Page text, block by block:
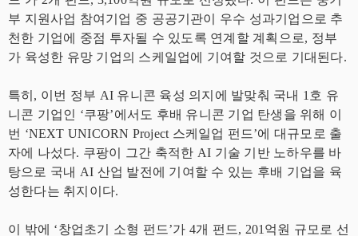
부 지원사업 참여기업 중 공공기관이 우수 성과기업으로 추
천한 기업에 중점 투자될 수 있도록 연계할 계획으로, 정부
가 육성한 유망 기업의 스케일업에 기여할 것으로 기대된다.
특히, 이번 정부 AI 유니콘 육성 의지에 발맞춰 국내 1호 유
니콘 기업인 ‘쿠팡’에서도 후배 유니콘 기업 탄생을 위해 이
번 ‘NEXT UNICORN Project 스케일업 펀드’에 대규모로 출
자에 나섰다. 쿠팡이 그간 축적한 AI 기술 기반 노하우를 바
탕으로 국내 AI 산업 발전에 기여할 수 있는 후배 기업을 육
성한다는 취지이다.
이 밖에 ‘창업초기 소형 펀드’가 4개 펀드, 201억원 규모로 선